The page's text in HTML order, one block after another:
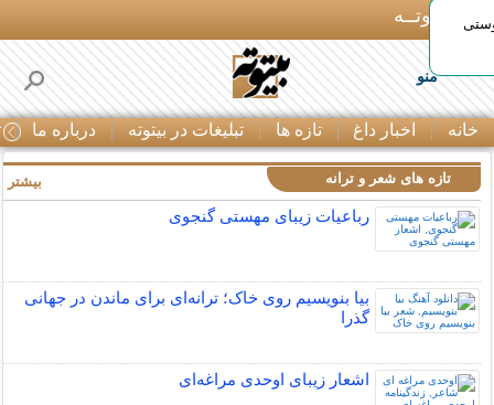
بـیتوتــه
منو
خانه اخبار داغ تازه ها تبلیغات در بیتوته درباره ما
تازه های شعر و ترانه
رباعیات زیبای مهستی گنجوی
بیا بنویسیم روی خاک؛ ترانه‌ای برای ماندن در جهانی
گذرا
اشعار زیبای اوحدی مراغه‌ای
بیشتر